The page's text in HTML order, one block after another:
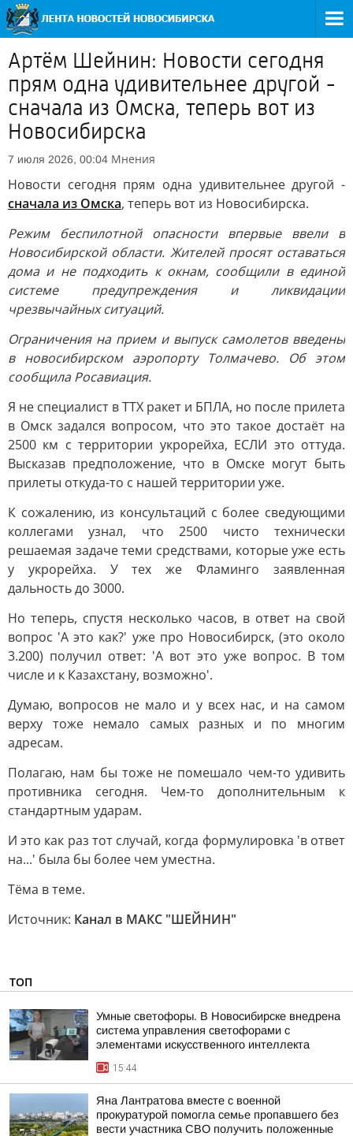
Артём Шейнин: Новости сегодня
прям одна удивительнее другой -
сначала из Омска, теперь вот из
Новосибирска
7 июля 2026, 00:04 Мнения
Новости сегодня прям одна удивительнее другой -
сначала из Омска, теперь вот из Новосибирска.
Режим беспилотной опасности впервые ввели в
Новосибирской области. Жителей просят оставаться
дома и не подходить к окнам, сообщили в единой
системе предупреждения и ликвидации
чрезвычайных ситуаций.
Ограничения на прием и выпуск самолетов введены
в новосибирском аэропорту Толмачево. Об этом
сообщила Росавиация.
Я не специалист в ТТХ ракет и БПЛА, но после прилета
в Омск задался вопросом, что это такое достаёт на
2500 км с территории укрорейха, ЕСЛИ это оттуда.
Высказав предположение, что в Омске могут быть
прилеты откуда-то с нашей территории уже.
К сожалению, из консультаций с более сведующими
коллегами узнал, что 2500 чисто технически
решаемая задаче теми средствами, которые уже есть
у укрорейха. У тех же Фламинго заявленная
дальность до 3000.
Но теперь, спустя несколько часов, в ответ на свой
вопрос 'А это как?' уже про Новосибирск, (это около
3.200) получил ответ: 'А вот это уже вопрос. В том
числе и к Казахстану, возможно'.
Думаю, вопросов не мало и у всех нас, и на самом
верху тоже немало самых разных и по многим
адресам.
Полагаю, нам бы тоже не помешало чем-то удивить
противника сегодня. Чем-то дополнительным к
стандартным ударам.
И это как раз тот случай, когда формулировка 'в ответ
на...' была бы более чем уместна.
Тёма в теме.
Источник: Канал в МАКС "ШЕЙНИН"
ТОП
Умные светофоры. В Новосибирске внедрена
система управления светофорами с
элементами искусственного интеллекта
15:44
Яна Лантратова вместе с военной
прокуратурой помогла семье пропавшего без
вести участника СВО получить положенные